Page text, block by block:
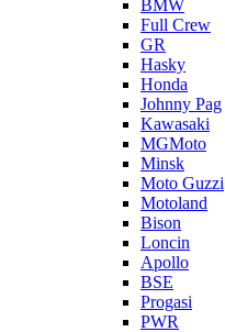
BMW
Full Crew
GR
Hasky
Honda
Johnny Pag
Kawasaki
MGMoto
Minsk
Moto Guzzi
Motoland
Bison
Loncin
Apollo
BSE
Progasi
PWR